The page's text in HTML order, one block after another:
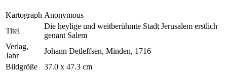
Kartograph Anonymous
Titel
Die heylige und weitberühmte Stadt Jerusalem erstlich
genant Salem
Verlag,
Jahr
Johann Detleffsen, Minden, 1716
Bildgröße
37.0 x 47.3 cm